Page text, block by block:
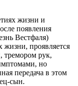
жизни и
появления
Вестфаля)
жизни, проявляется
тремором рук,
но
передача в этом
сын.